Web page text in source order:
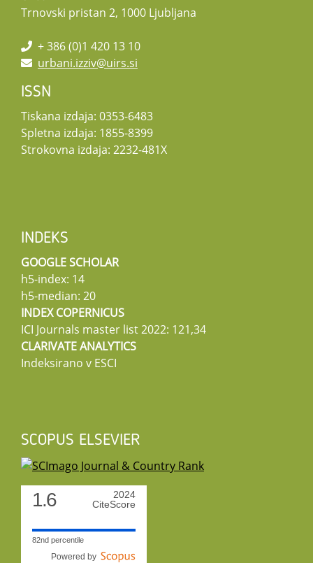
Trnovski pristan 2, 1000 Ljubljana
+ 386 (0)1 420 13 10
urbani.izziv@uirs.si
ISSN
Tiskana izdaja: 0353-6483
Spletna izdaja: 1855-8399
Strokovna izdaja: 2232-481X
INDEKS
GOOGLE SCHOLAR
h5-index: 14
h5-median: 20
INDEX COPERNICUS
ICI Journals master list 2022: 121,34
CLARIVATE ANALYTICS
Indeksirano v ESCI
SCOPUS ELSEVIER
1.6
2024
CiteScore
82nd percentile
Powered by